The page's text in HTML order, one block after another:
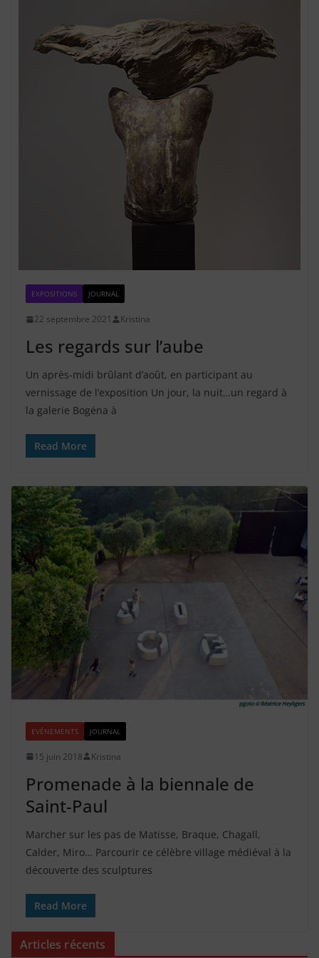
EXPOSITIONS JOURNAL
22 septembre 2021 Kristina
Les regards sur l’aube
Un après-midi brûlant d’août, en participant au
vernissage de l’exposition Un jour, la nuit…un regard à
la galerie Bogéna à
Read More
EVÉNEMENTS JOURNAL
15 juin 2018 Kristina
Promenade à la biennale de
Saint-Paul
Marcher sur les pas de Matisse, Braque, Chagall,
Calder, Miro… Parcourir ce célèbre village médiéval à la
découverte des sculptures
Read More
Articles récents